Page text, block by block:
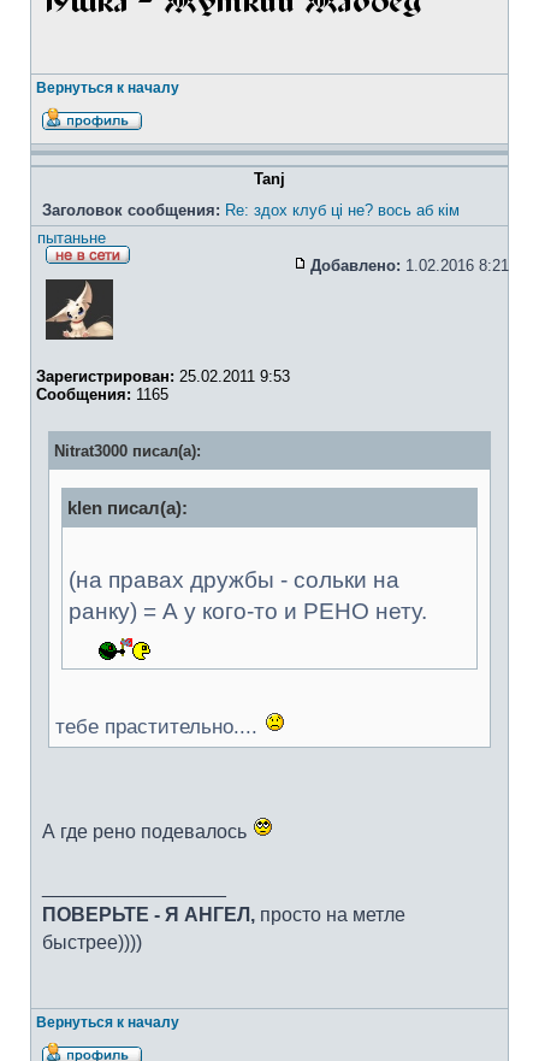
Вернуться к началу
Tanj
Заголовок сообщения: Re: здох клуб ці не? вось аб кім
пытаньне
Добавлено: 1.02.2016 8:21
Зарегистрирован: 25.02.2011 9:53
Сообщения: 1165
Nitrat3000 писал(а):
klen писал(а):
(на правах дружбы - сольки на
ранку) = А у кого-то и РЕНО нету.
тебе прастительно....
А где рено подевалось
ПОВЕРЬТЕ - Я АНГЕЛ, просто на метле
быстрее))))
Вернуться к началу